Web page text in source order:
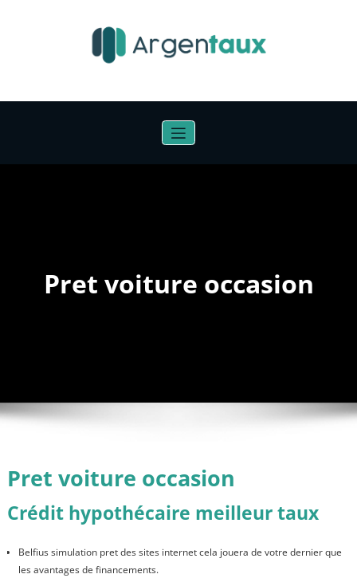
Pret voiture occasion
Pret voiture occasion
Crédit hypothécaire meilleur taux
Belfius simulation pret des sites internet cela jouera de votre dernier que
les avantages de financements.